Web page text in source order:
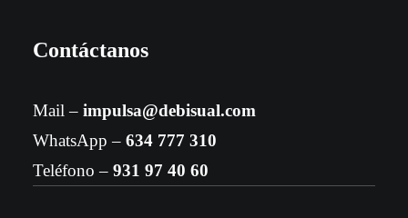
Contáctanos
Mail – impulsa@debisual.com
WhatsApp – 634 777 310
Teléfono – 931 97 40 60